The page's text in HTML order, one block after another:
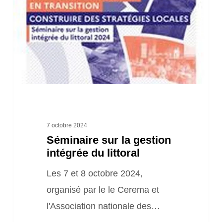
gestion
intégrée
littoral
7 octobre 2024
Séminaire sur la gestion
intégrée du littoral
Les 7 et 8 octobre 2024,
organisé par le le Cerema et
l'Association nationale des…